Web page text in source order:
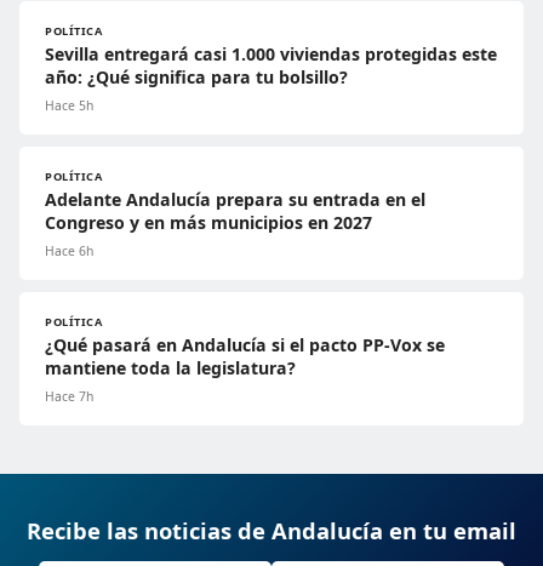
POLÍTICA
Sevilla entregará casi 1.000 viviendas protegidas este
año: ¿Qué significa para tu bolsillo?
Hace 5h
POLÍTICA
Adelante Andalucía prepara su entrada en el
Congreso y en más municipios en 2027
Hace 6h
POLÍTICA
¿Qué pasará en Andalucía si el pacto PP-Vox se
mantiene toda la legislatura?
Hace 7h
Recibe las noticias de Andalucía en tu email